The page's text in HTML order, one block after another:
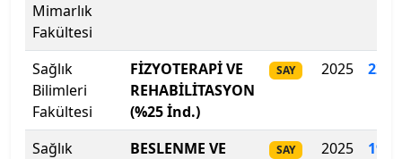
Doğu Akdeniz Üniversitesi
Doğuş Üniversitesi
Dokuz Eylül Üniversitesi
Düzce Üniversitesi
Mimarlık
Fakültesi
Sağlık
Bilimleri
Fakültesi
FİZYOTERAPİ VE
REHABİLİTASYON
(%25 İnd.)
SAY 2025 223
Sağlık
BESLENME VE
SAY 2025 194